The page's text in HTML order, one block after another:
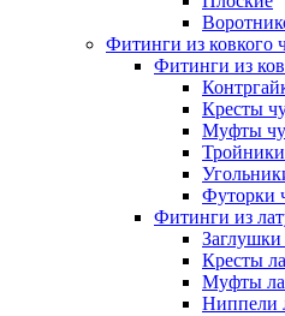
Фитинги из ковкого
Фитинги из
Кресты
Муфты
Футорки
Фитинги из
Кресты
Муфты
Ниппели